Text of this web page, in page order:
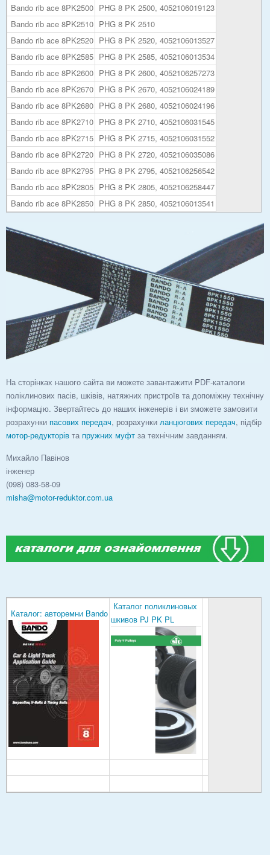
Bando rib ace 8PK2500 PHG 8 PK 2500, 4052106019123
Bando rib ace 8PK2510 PHG 8 PK 2510
Bando rib ace 8PK2520 PHG 8 PK 2520, 4052106013527
Bando rib ace 8PK2585 PHG 8 PK 2585, 4052106013534
Bando rib ace 8PK2600 PHG 8 PK 2600, 4052106257273
Bando rib ace 8PK2670 PHG 8 PK 2670, 4052106024189
Bando rib ace 8PK2680 PHG 8 PK 2680, 4052106024196
Bando rib ace 8PK2710 PHG 8 PK 2710, 4052106031545
Bando rib ace 8PK2715 PHG 8 PK 2715, 4052106031552
Bando rib ace 8PK2720 PHG 8 PK 2720, 4052106035086
Bando rib ace 8PK2795 PHG 8 PK 2795, 4052106256542
Bando rib ace 8PK2805 PHG 8 PK 2805, 4052106258447
Bando rib ace 8PK2850 PHG 8 PK 2850, 4052106013541
На сторінках нашого сайта ви можете завантажити PDF-каталоги
поліклинових пасів, шківів, натяжних пристроїв та допоміжну технічну
інформацію. Звертайтесь до наших інженерів і ви зможете замовити
розрахунки пасових передач, розрахунки ланцюгових передач, підбір
мотор-редукторів та пружних муфт за технічним завданням.
Михайло Павінов
інженер
(098) 083-58-09
misha@motor-reduktor.com.ua
Каталог: авторемни Bando
Каталог поликлиновых
шкивов PJ PK PL